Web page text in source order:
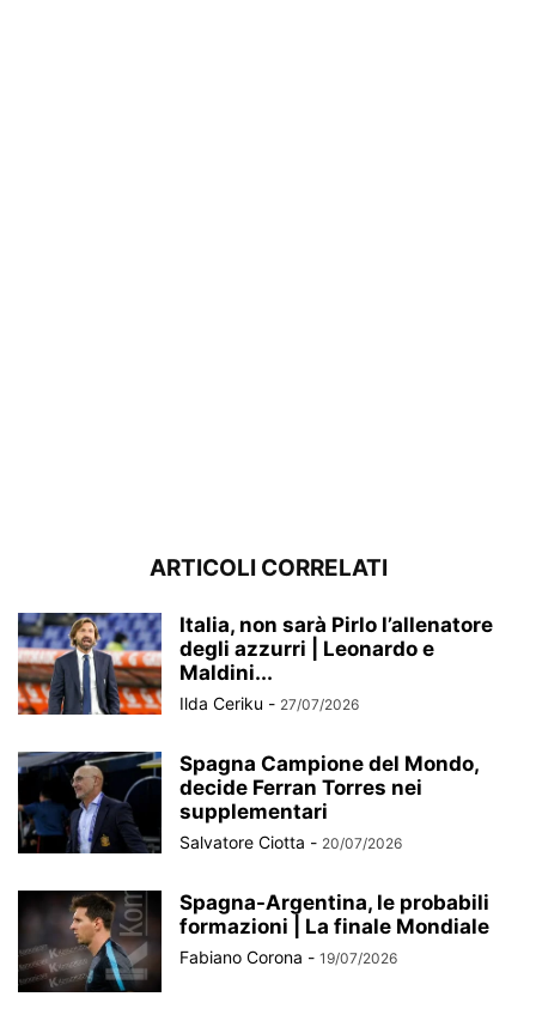
ARTICOLI CORRELATI
Italia, non sarà Pirlo l’allenatore
degli azzurri | Leonardo e
Maldini...
Ilda Ceriku - 27/07/2026
Spagna Campione del Mondo,
decide Ferran Torres nei
supplementari
Salvatore Ciotta - 20/07/2026
Spagna-Argentina, le probabili
formazioni | La finale Mondiale
Fabiano Corona - 19/07/2026